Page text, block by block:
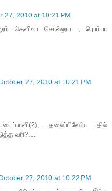
27, 2010 at 10:21 PM
தெளிவா சொல்லுடா , ரொம்பா
27, 2010 at 10:21 PM
தலைப்பிலேயே பதில்
வரி?....
27, 2010 at 10:22 PM